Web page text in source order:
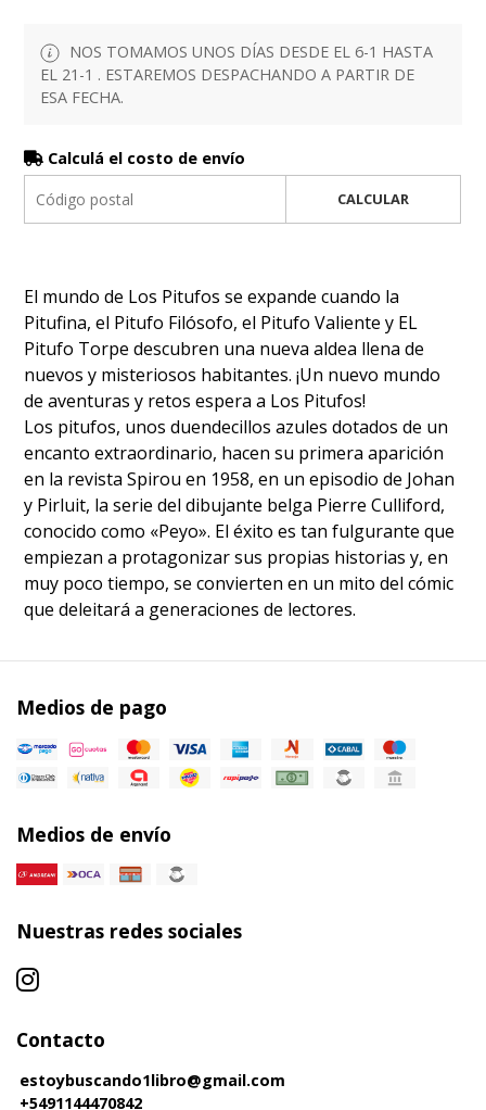
NOS TOMAMOS UNOS DÍAS DESDE EL 6-1 HASTA
EL 21-1 . ESTAREMOS DESPACHANDO A PARTIR DE
ESA FECHA.
Calculá el costo de envío
CALCULAR
El mundo de Los Pitufos se expande cuando la
Pitufina, el Pitufo Filósofo, el Pitufo Valiente y EL
Pitufo Torpe descubren una nueva aldea llena de
nuevos y misteriosos habitantes. ¡Un nuevo mundo
de aventuras y retos espera a Los Pitufos!
Los pitufos, unos duendecillos azules dotados de un
encanto extraordinario, hacen su primera aparición
en la revista Spirou en 1958, en un episodio de Johan
y Pirluit, la serie del dibujante belga Pierre Culliford,
conocido como «Peyo». El éxito es tan fulgurante que
empiezan a protagonizar sus propias historias y, en
muy poco tiempo, se convierten en un mito del cómic
que deleitará a generaciones de lectores.
Medios de pago
Medios de envío
Nuestras redes sociales
Contacto
estoybuscando1libro@gmail.com
+5491144470842